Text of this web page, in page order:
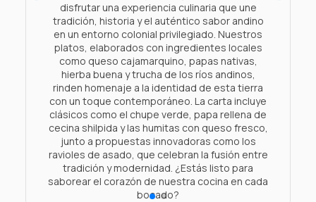
disfrutar una experiencia culinaria que une
tradición, historia y el auténtico sabor andino
en un entorno colonial privilegiado. Nuestros
platos, elaborados con ingredientes locales
como queso cajamarquino, papas nativas,
hierba buena y trucha de los ríos andinos,
rinden homenaje a la identidad de esta tierra
con un toque contemporáneo. La carta incluye
clásicos como el chupe verde, papa rellena de
cecina shilpida y las humitas con queso fresco,
junto a propuestas innovadoras como los
ravioles de asado, que celebran la fusión entre
tradición y modernidad. ¿Estás listo para
saborear el corazón de nuestra cocina en cada
bocado?